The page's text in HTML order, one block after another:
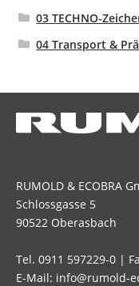
03 TECHNO-
04 Transport &
RUMOLD & ECOBRA
Schlossgasse 5
90522 Oberasbach
Tel. 0911 597229-0 |
E-Mail: info@rumold-